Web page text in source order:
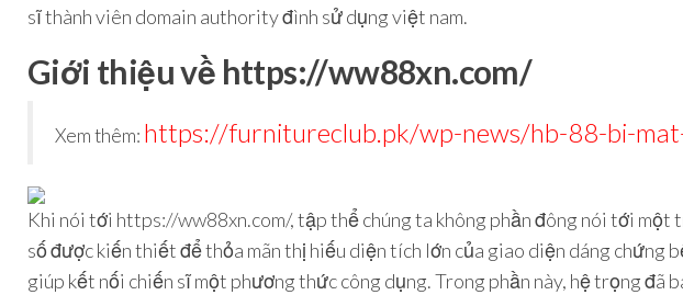
sĩ thành viên domain authority đình sử dụng việt nam.
Giới thiệu về https://ww88xn.com/
Xem thêm: https://furnitureclub.pk/wp-news/hb-88-bi-
Khi nói tới https://ww88xn.com/, tập thể chúng ta không phần đông nói tới một
số được kiến thiết để thỏa mãn thị hiếu diện tích lớn của giao diện dáng chứng
giúp kết nối chiến sĩ một phương thức công dụng. Trong phần này, hệ trọng đã